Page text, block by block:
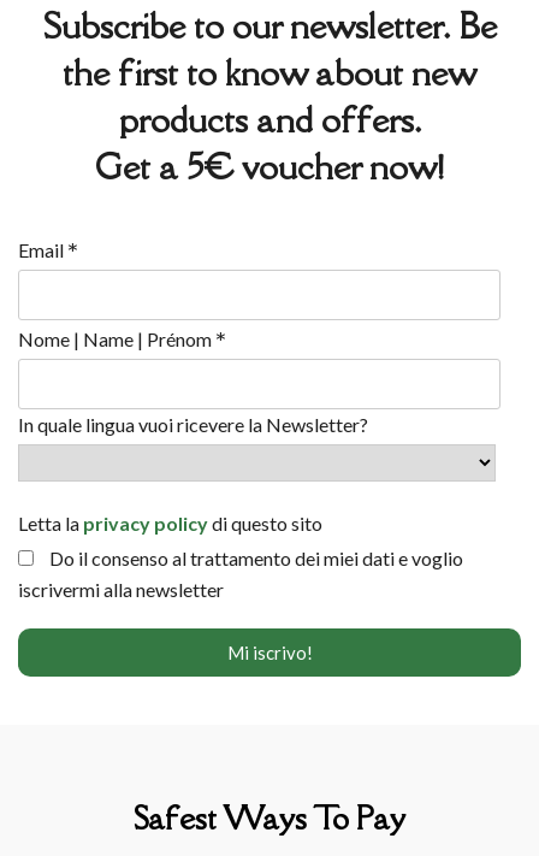
Subscribe to our newsletter. Be
the first to know about new
products and offers.
Get a 5€ voucher now!
Email *
Nome | Name | Prénom *
In quale lingua vuoi ricevere la Newsletter?
Letta la privacy policydi questo sito
Do il consenso al trattamento dei miei dati e voglio
iscrivermi alla newsletter
Safest Ways To Pay